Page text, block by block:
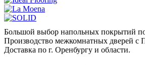
Большой выбор напольных покрытий
Производство межкомнатных дверей
Доставка по г. Оренбургу и области.